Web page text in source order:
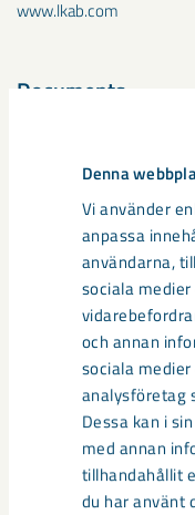
Denna
Vi använder
anpassa
användarna,
sociala
och annan
sociala
analysföretag
Dessa kan i
med annan
tillhandahållit
du har använt
www.lkab.com
Documents
Taggar
delårsrapport Göran